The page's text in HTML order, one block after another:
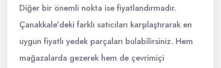
Diğer bir önemli nokta ise fiyatlandırmadır.
Çanakkale'deki farklı satıcıları karşılaştırarak en
uygun fiyatlı yedek parçaları bulabilirsiniz. Hem
mağazalarda gezerek hem de çevrimiçi